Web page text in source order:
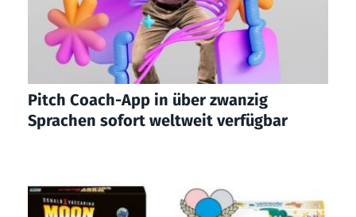
Pitch Coach-App in über zwanzig
Sprachen sofort weltweit verfügbar